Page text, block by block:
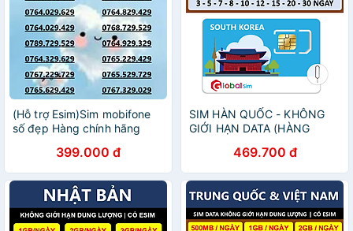
(Hỗ trợ Esim)Sim mobifone
số đẹp Hàng chính hãng
lộc (SIM CHƯA ĐĂNG KÝ
CHÍNH CHỦ)
399.000 đ
SIM HÀN QUỐC - KHÔNG
GIỚI HẠN DATA (HÀNG
469.700 đ